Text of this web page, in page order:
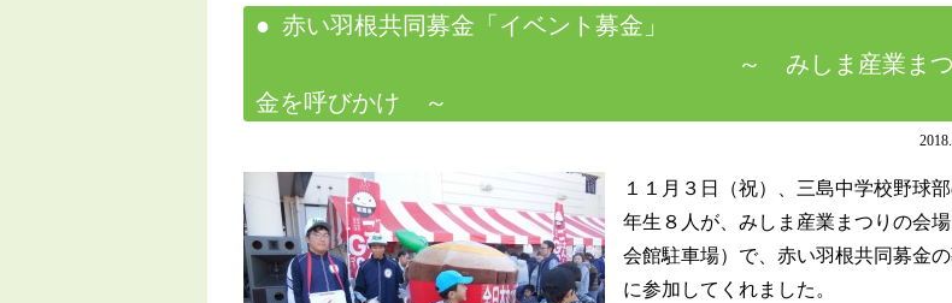
赤い羽根共同募金「イベント募金」
～ みしま産業まつり
金を呼びかけ ～
１１月３日（祝）、三島中学校野球
年生８人が、みしま産業まつりの会場
会館駐車場）で、赤い羽根共同募金
に参加してくれました。